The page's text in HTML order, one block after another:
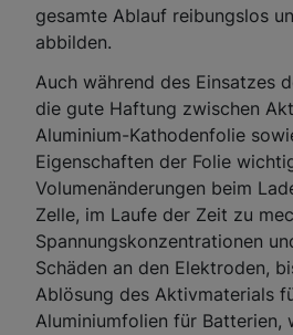
gesamte Ablauf reibungslos
abbilden.
Auch während des Einsatzes
die gute Haftung zwischen
Aluminium-Kathodenfolie
Eigenschaften der Folie
Volumenänderungen beim
Zelle, im Laufe der Zeit zu
Spannungskonzentrationen
Schäden an den Elektroden,
Ablösung des Aktivmaterials
Aluminiumfolien für Batterien,